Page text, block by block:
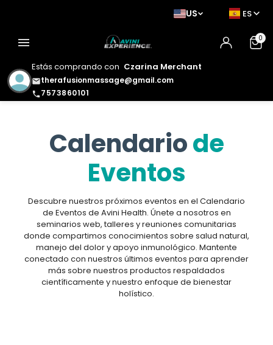
Estás comprando con Czarina Merchant
emailtherafusionmassage@gmail.com
phone7573860101
US ES
menu 0
Calendariode
Eventos
Descubre nuestros próximos eventos en el Calendario
de Eventos de Avini Health. Únete a nosotros en
seminarios web, talleres y reuniones comunitarias
donde compartimos conocimientos sobre salud natural,
manejo del dolor y apoyo inmunológico. Mantente
conectado con nuestros últimos eventos para aprender
más sobre nuestros productos respaldados
científicamente y nuestro enfoque de bienestar
holístico.